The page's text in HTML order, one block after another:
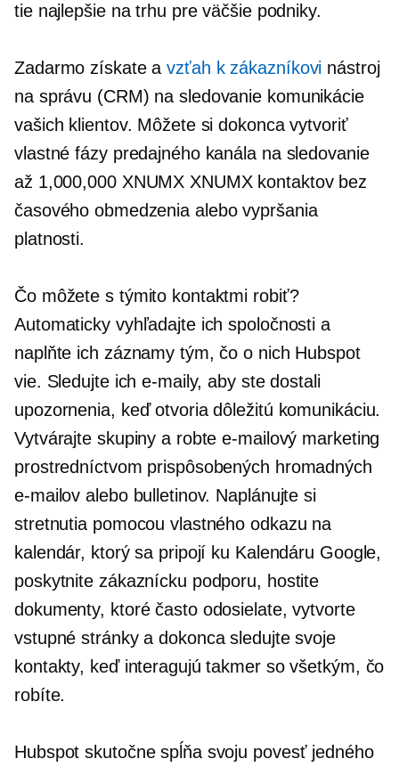
tie najlepšie na trhu pre väčšie podniky.
Zadarmo získate avzťah k zákazníkovi nástroj
na správu (CRM) na sledovanie komunikácie
vašich klientov. Môžete si dokonca vytvoriť
vlastné fázy predajného kanála na sledovanie
až 1,000,000 XNUMX XNUMX kontaktov bez
časového obmedzenia alebo vypršania
platnosti.
Čo môžete s týmito kontaktmi robiť?
Automaticky vyhľadajte ich spoločnosti a
naplňte ich záznamy tým, čo o nich Hubspot
vie. Sledujte ich e-maily, aby ste dostali
upozornenia, keď otvoria dôležitú komunikáciu.
Vytvárajte skupiny a robte e-mailový marketing
prostredníctvom prispôsobených hromadných
e-mailov alebo bulletinov. Naplánujte si
stretnutia pomocou vlastného odkazu na
kalendár, ktorý sa pripojí ku Kalendáru Google,
poskytnite zákaznícku podporu, hostite
dokumenty, ktoré často odosielate, vytvorte
vstupné stránky a dokonca sledujte svoje
kontakty, keď interagujú takmer so všetkým, čo
robíte.
Hubspot skutočne spĺňa svoju povesť jedného